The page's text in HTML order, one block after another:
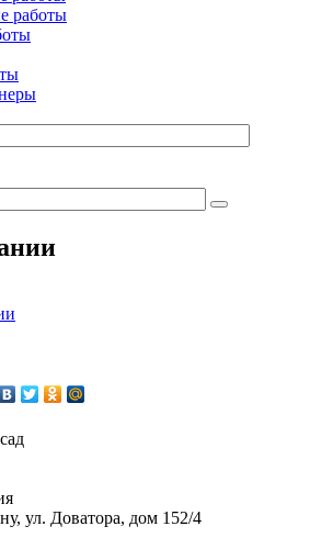
работы
ул. Доватора, дом 152/4